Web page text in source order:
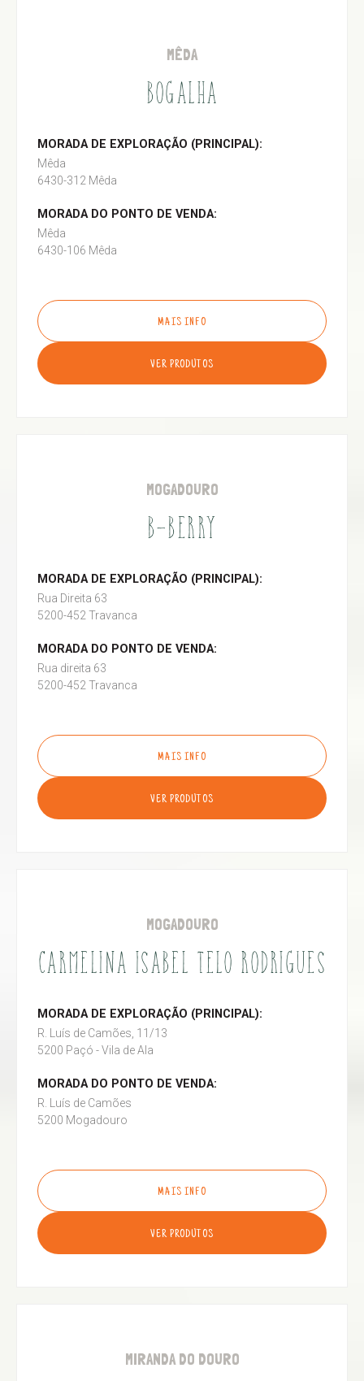
MÊDA
BOGALHA
MORADA DE EXPLORAÇÃO (PRINCIPAL):
Mêda
6430-312 Mêda
MORADA DO PONTO DE VENDA:
Mêda
6430-106 Mêda
MAIS INFO
VER PRODUTOS
MOGADOURO
B-BERRY
MORADA DE EXPLORAÇÃO (PRINCIPAL):
Rua Direita 63
5200-452 Travanca
MORADA DO PONTO DE VENDA:
Rua direita 63
5200-452 Travanca
MAIS INFO
VER PRODUTOS
MOGADOURO
CARMELINA ISABEL TELO RODRIGUES
MORADA DE EXPLORAÇÃO (PRINCIPAL):
R. Luís de Camões, 11/13
5200 Paçó - Vila de Ala
MORADA DO PONTO DE VENDA:
R. Luís de Camões
5200 Mogadouro
MAIS INFO
VER PRODUTOS
MIRANDA DO DOURO